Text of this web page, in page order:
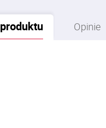
produktu Opinie